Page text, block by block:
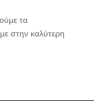
τα
στην καλύτερη